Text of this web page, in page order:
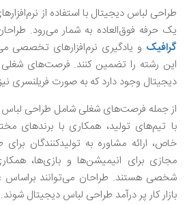
طراحی لباس دیجیتال با استفاده از
یک حرفه فوق‌العاده به شمار می‌رود.
گرافیک و یادگیری نرم‌افزار‌های تخصصی
این رشته را تضمین کنند. فرصت‌های
دیجیتال وجود دارد که به صورت فریلنسری
از جمله فرصت‌های شغلی شامل طراحی
با تیم‌های تولید، همکاری با برندهای
خاص، ارائه مشاوره به تولیدکنندگان
مجازی برای انیمیشن‌ها و بازی‌ها،
شخصی هستند. طراحان می‌توانند براساس
بازار کار پر درآمد طراحی لباس دیجیتال شوند.